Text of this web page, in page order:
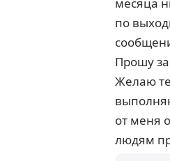
по
Прошу
Желаю
от меня
людям